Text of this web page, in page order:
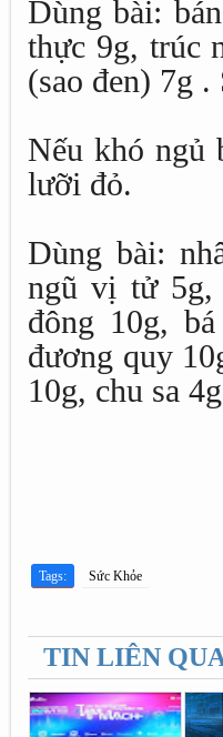
Dùng bài:
thực 9g, trúc
(sao đen) 7g .
Nếu khó ngủ
lưỡi đỏ.
Dùng bài:
ngũ vị tử 5g,
đông 10g,
đương quy
10g, chu sa
Tags: Sức Khỏe
TIN LIÊN